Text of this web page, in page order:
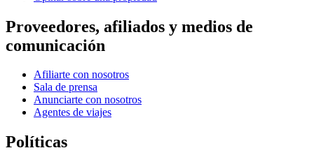
Proveedores, afiliados y medios de
comunicación
Afiliarte con nosotros
Sala de prensa
Anunciarte con nosotros
Agentes de viajes
Políticas